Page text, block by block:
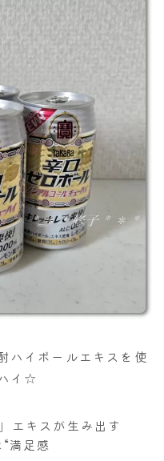
ハイボールエキスを使
イ☆
エキスが生み出す
満足感